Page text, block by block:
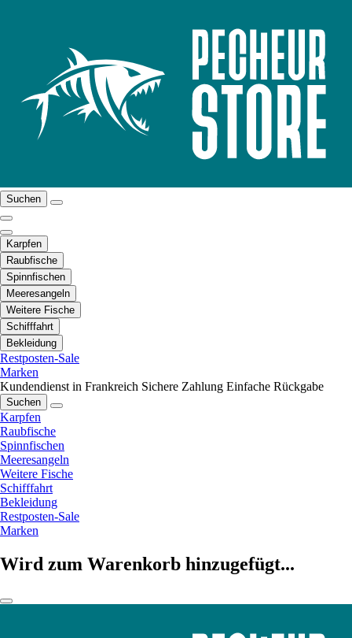
Suchen
Karpfen
Raubfische
Spinnfischen
Meeresangeln
Weitere Fische
Schifffahrt
Bekleidung
Restposten-Sale
Marken
Kundendienst in Frankreich Sichere Zahlung Einfache Rückgabe
Suchen
Karpfen
Raubfische
Spinnfischen
Meeresangeln
Weitere Fische
Schifffahrt
Bekleidung
Restposten-Sale
Marken
Wird zum Warenkorb hinzugefügt...